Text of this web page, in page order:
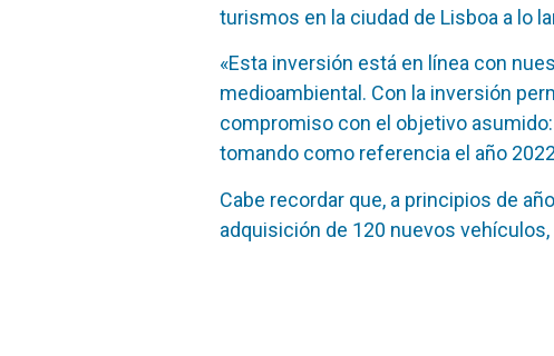
turismos en la ciudad de Lisboa a lo
«Esta inversión está en línea con
medioambiental. Con la inversión
compromiso con el objetivo
tomando como referencia el año
Cabe recordar que, a principios de
adquisición de 120 nuevos